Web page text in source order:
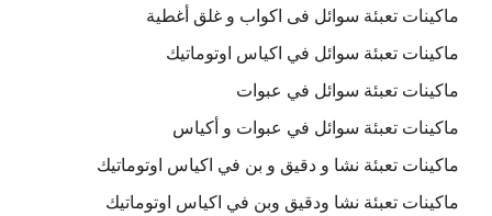
ماكينات تعبئة سوائل فى اكواب و غلق أغطية
ماكينات تعبئة سوائل في اكياس اوتوماتيك
ماكينات تعبئة سوائل في عبوات
ماكينات تعبئة سوائل في عبوات و أكياس
ماكينات تعبئة نشا و دقيق و بن في اكياس اوتوماتيك
ماكينات تعبئة نشا ودقيق وبن في اكياس اوتوماتيك